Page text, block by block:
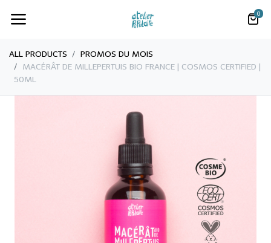
0
ALL PRODUCTS
PROMOS DU MOIS
MACÉRÂT DE MILLEPERTUIS BIO FRANCE | COSMOS CERTIFIED |
50ML